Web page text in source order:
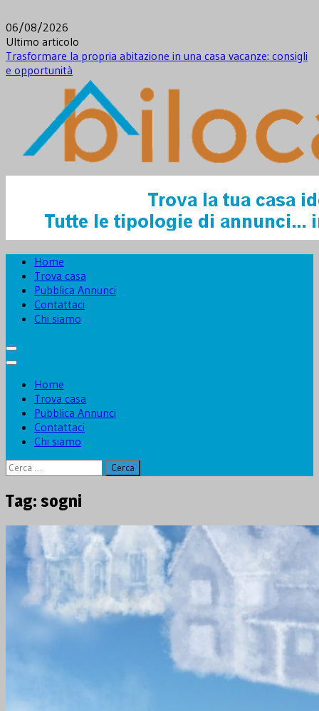
to
content
06/08/2026
Ultimo articolo
Trasformare la propria abitazione in una casa vacanze: consigli
e opportunità
Notizie Immobiliari – Bilocale.it
Novità dal mondo immobiliare e non solo
Home
Trova casa
Pubblica Annunci
Contattaci
Chi siamo
Home
Trova casa
Pubblica Annunci
Contattaci
Chi siamo
Ricerca
per:
Tag: sogni